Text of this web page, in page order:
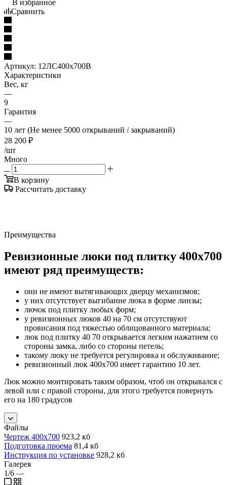
В избранное
Сравнить
Артикул: 12ЛС400х700В
Характеристики
Вес, кг
—
9
Гарантия
—
10 лет (Не менее 5000 открываний / закрываний)
28 200 ₽
/шт
Много
В корзину
Рассчитать доставку
Преимущества
Ревизионные люки под плитку 400х700
имеют ряд преимуществ:
они не имеют вытягивающих дверцу механизмов;
у них отсутствует выгибание люка в форме линзы;
лючок под плитку любых форм;
у ревизионных люков 40 на 70 см отсутствуют
провисания под тяжестью облицованного материала;
люк под плитку 40 70 открывается легким нажатием со
стороны замка, либо со стороны петель;
такому люку не требуется регулировка и обслуживание;
ревизионный люк 400x700 имеет гарантию 10 лет.
Люк можно монтировать таким образом, чтоб он открывался с
левой или с правой стороны, для этого требуется повернуть
его на 180 градусов
Файлы
Чертеж 400х700 923,2 кб
Подготовка проема 81,4 кб
Инструкция по установке 928,2 кб
Галерея
1/6 —